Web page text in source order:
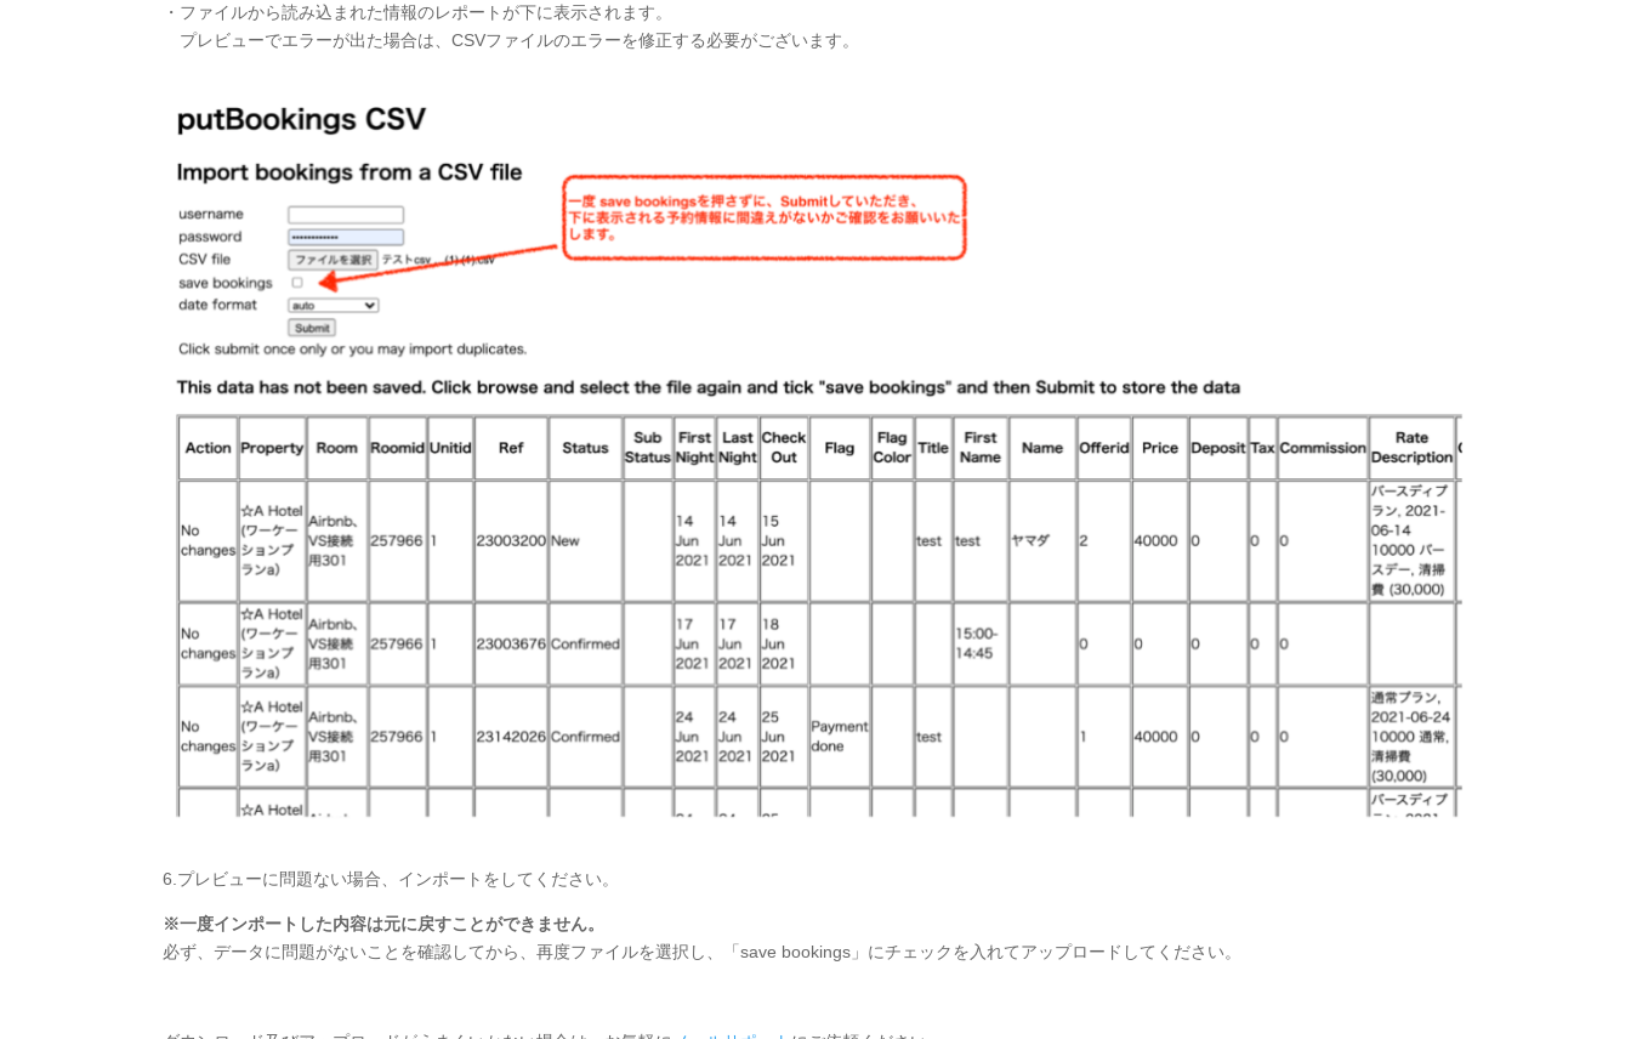
・ファイルから読み込まれた情報のレポートが下に表示されます。
プレビューでエラーが出た場合は、CSVファイルのエラーを修正する必要がございます。
6.プレビューに問題ない場合、インポートをしてください。
※一度インポートした内容は元に戻すことができません。
必ず、データに問題がないことを確認してから、再度ファイルを選択し、「save bookings」にチェックを入れてアップロードしてください。